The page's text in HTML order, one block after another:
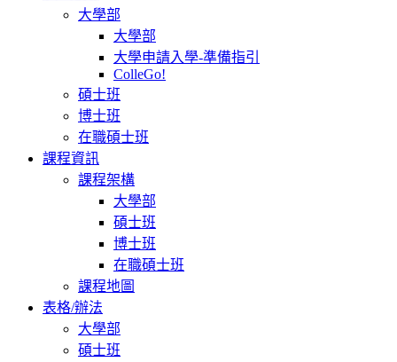
大學部
大學部
大學申請入學-準備指引
ColleGo!
碩士班
博士班
在職碩士班
課程資訊
課程架構
大學部
碩士班
博士班
在職碩士班
課程地圖
表格/辦法
大學部
碩士班